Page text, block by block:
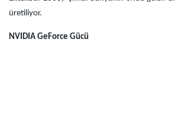
üretiliyor.
NVIDIA GeForce Gücü